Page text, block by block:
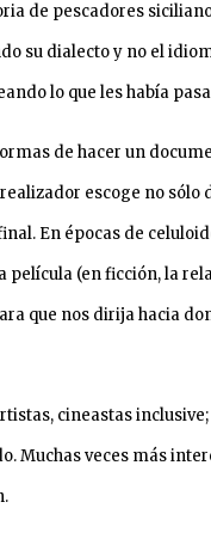
de pescadores
su dialecto y no el
lo que les había
de hacer un
escoge no
En épocas de
película (en ficción, la
que nos dirija hacia
cineastas
Muchas veces más